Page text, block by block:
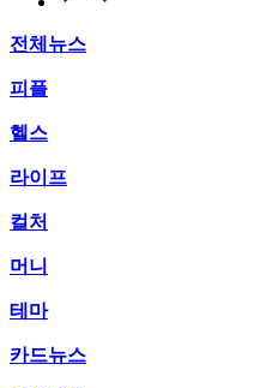
전체뉴스
피플
헬스
라이프
컬처
머니
테마
카드뉴스